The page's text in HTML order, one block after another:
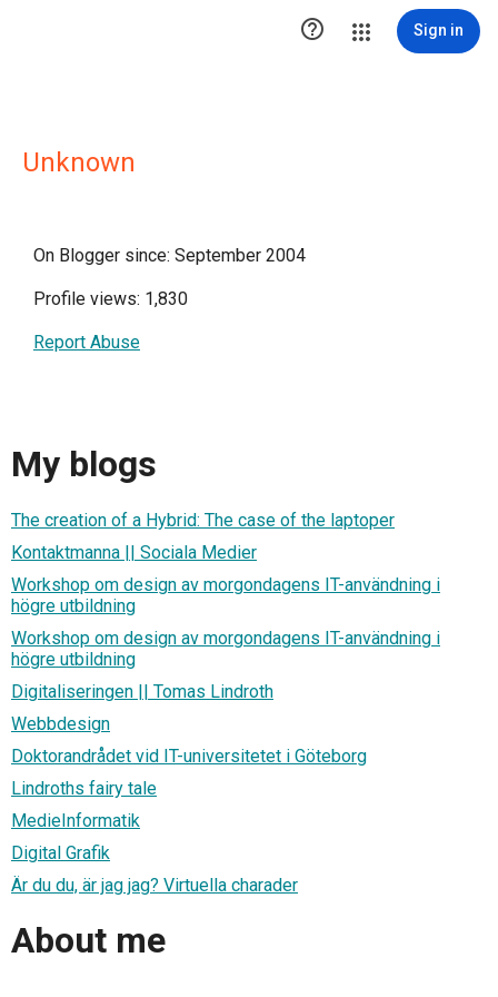
 Sign in
Unknown
On Blogger since: September 2004
Profile views: 1,830
Report Abuse
My blogs
The creation of a Hybrid: The case of the laptoper
Kontaktmanna || Sociala Medier
Workshop om design av morgondagens IT-användning i
högre utbildning
Workshop om design av morgondagens IT-användning i
högre utbildning
Digitaliseringen || Tomas Lindroth
Webbdesign
Doktorandrådet vid IT-universitetet i Göteborg
Lindroths fairy tale
MedieInformatik
Digital Grafik
Är du du, är jag jag? Virtuella charader
About me